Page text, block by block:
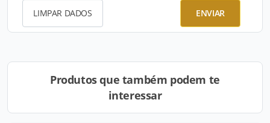
LIMPAR DADOS ENVIAR
Produtos que também podem te
interessar